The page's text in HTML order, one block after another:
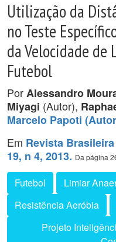
Utilização da
no Teste
da Velocidade de
Futebol
PorAlessandro
Miyagi (Autor),
Marcelo Papoti
Em Revista
19, n 4, 2013. Da página
Futebol Limiar
Resistência Aeróbia
Projeto